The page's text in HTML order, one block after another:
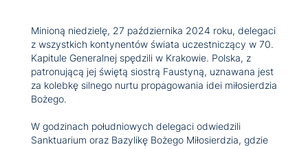
Minioną niedzielę, 27 października 2024 roku, delegaci
z wszystkich kontynentów świata uczestniczący w 70.
Kapitule Generalnej spędzili w Krakowie. Polska, z
patronującą jej świętą siostrą Faustyną, uznawana jest
za kolebkę silnego nurtu propagowania idei miłosierdzia
Bożego.
W godzinach południowych delegaci odwiedzili
Sanktuarium oraz Bazylikę Bożego Miłosierdzia, gdzie